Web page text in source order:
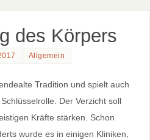
des Körpers
Allgemein
Tradition und spielt auch
Der Verzicht soll
Kräfte stärken. Schon
wurde es in einigen Kliniken,